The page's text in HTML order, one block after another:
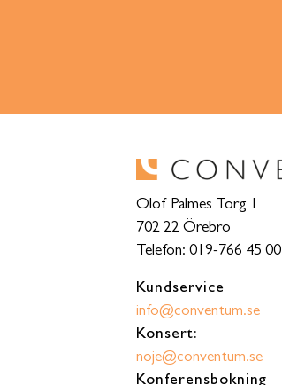
Olof Palmes Torg 1
702 22 Örebro
Telefon: 019-766 45 00
Kundservice
info@conventum.se
Konsert:
noje@conventum.se
Konferensbokning